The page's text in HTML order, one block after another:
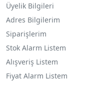
Üyelik Bilgileri
Adres Bilgilerim
Siparişlerim
Stok Alarm Listem
Alışveriş Listem
Fiyat Alarm Listem